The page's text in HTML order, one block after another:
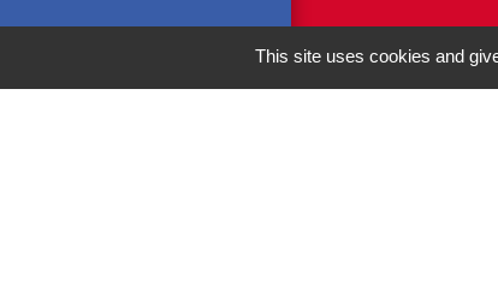
This site uses cookies and